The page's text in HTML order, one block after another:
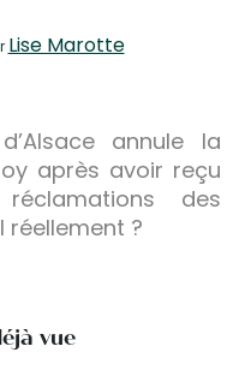
Lise Marotte
annule la
après avoir reçu
des
réellement ?
vue